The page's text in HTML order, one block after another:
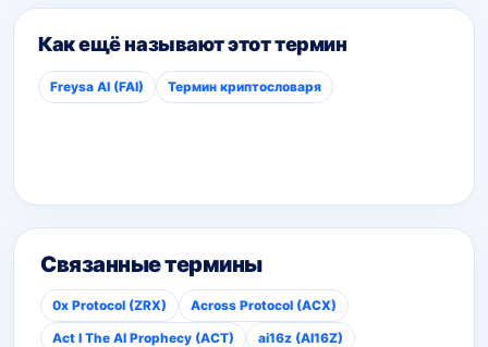
Как ещё называют этот термин
Freysa AI (FAI) Термин криптословаря
Связанные термины
0x Protocol (ZRX) Across Protocol (ACX)
Act I The AI Prophecy (ACT) ai16z (AI16Z)